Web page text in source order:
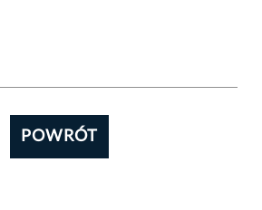
POWRÓT